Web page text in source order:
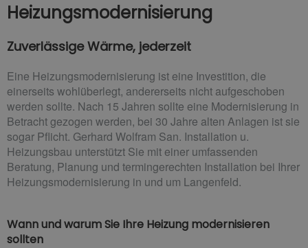
Heizungsmodernisierung
Zuverlässige Wärme, jederzeit
Eine Heizungsmodernisierung ist eine Investition, die
einerseits wohlüberlegt, andererseits nicht aufgeschoben
werden sollte. Nach 15 Jahren sollte eine Modernisierung in
Betracht gezogen werden, bei 30 Jahre alten Anlagen ist sie
sogar Pflicht. Gerhard Wolfram San. Installation u.
Heizungsbau unterstützt Sie mit einer umfassenden
Beratung, Planung und termingerechten Installation bei Ihrer
Heizungsmodernisierung in und um Langenfeld.
Wann und warum Sie Ihre Heizung modernisieren
sollten